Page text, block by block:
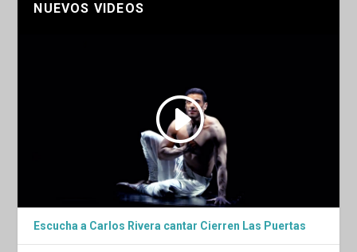
NUEVOS VIDEOS
Escucha a Carlos Rivera cantar Cierren Las Puertas